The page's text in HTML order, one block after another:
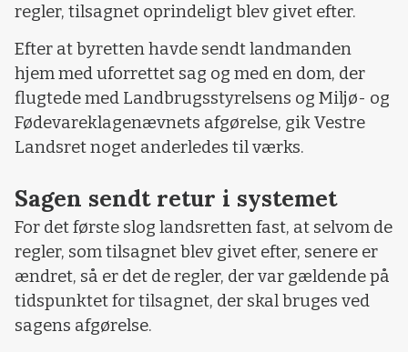
regler, tilsagnet oprindeligt blev givet efter.
Efter at byretten havde sendt landmanden
hjem med uforrettet sag og med en dom, der
flugtede med Landbrugsstyrelsens og Miljø- og
Fødevareklagenævnets afgørelse, gik Vestre
Landsret noget anderledes til værks.
Sagen sendt retur i systemet
For det første slog landsretten fast, at selvom de
regler, som tilsagnet blev givet efter, senere er
ændret, så er det de regler, der var gældende på
tidspunktet for tilsagnet, der skal bruges ved
sagens afgørelse.